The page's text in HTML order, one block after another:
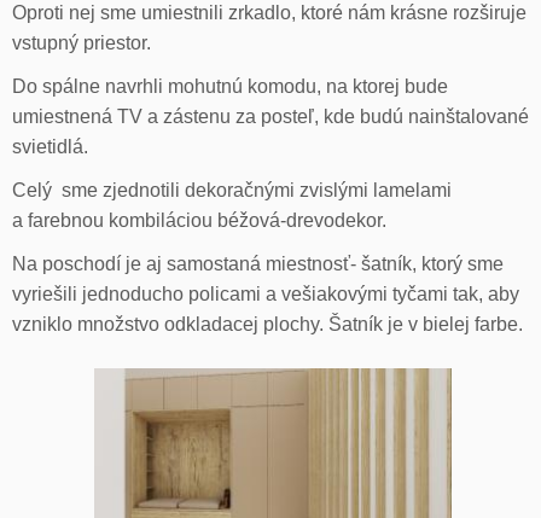
Oproti nej sme umiestnili zrkadlo, ktoré nám krásne rozširuje
vstupný priestor.
Do spálne navrhli mohutnú komodu, na ktorej bude
umiestnená TV a zástenu za posteľ, kde budú nainštalované
svietidlá.
Celý sme zjednotili dekoračnými zvislými lamelami
a farebnou kombiláciou béžová-drevodekor.
Na poschodí je aj samostaná miestnosť- šatník, ktorý sme
vyriešili jednoducho policami a vešiakovými tyčami tak, aby
vzniklo množstvo odkladacej plochy. Šatník je v bielej farbe.